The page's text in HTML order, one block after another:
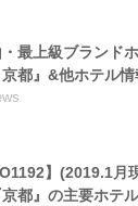
最上級ブランド
都』&他ホテル
】(2019.1月
京都』の主要ホテ